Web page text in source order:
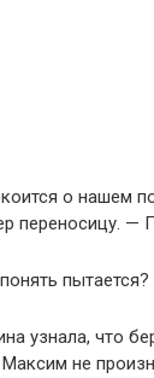
о нашем
переносицу. —
узнала, что
не